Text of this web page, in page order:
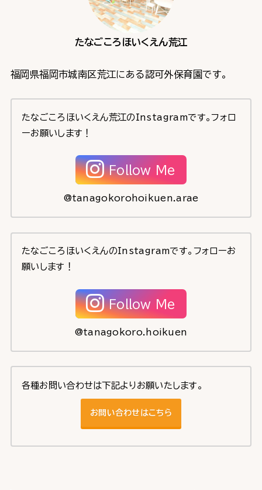
たなごころほいくえん荒江
福岡県福岡市城南区荒江にある認可外保育園です。
たなごころほいくえん荒江のInstagramです。フォロ
ーお願いします！
Follow Me
@tanagokorohoikuen.arae
たなごころほいくえんのInstagramです。フォローお
願いします！
Follow Me
@tanagokoro.hoikuen
各種お問い合わせは下記よりお願いたします。
お問い合わせはこちら